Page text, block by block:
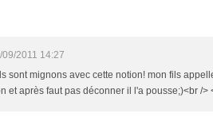
09/2011 14:27
sont mignons avec cette notion! mon fils
et après faut pas déconner il l'a pousse;)<br />